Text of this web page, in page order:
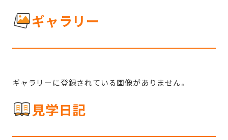
ギャラリー
ギャラリーに登録されている画像がありません。
見学日記